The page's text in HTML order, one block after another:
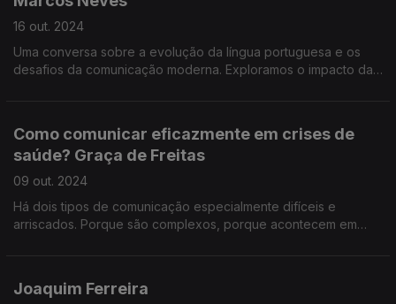
16 out. 2024
Uma conversa sobre a evolução da língua portuguesa e os
desafios da comunicação moderna. Exploramos o impacto das
Como comunicar eficazmente em crises de
saúde? Graça de Freitas
09 out. 2024
Há dois tipos de comunicação especialmente difíceis e
arriscados. Porque são complexos, porque acontecem em
Joaquim Ferreira